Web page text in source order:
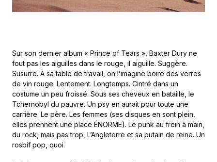
Sur son dernier album « Prince of Tears », Baxter Dury ne
fout pas les aiguilles dans le rouge, il aiguille. Suggère.
Susurre. À sa table de travail, on l’imagine boire des verres
de vin rouge. Lentement. Longtemps. Cintré dans un
costume un peu froissé. Sous ses cheveux en bataille, le
Tchernobyl du pauvre. Un psy en aurait pour toute une
carrière. Le père. Les femmes (ses disques en sont plein,
elles prennent une place ÉNORME). Le punk au frein à main,
du rock, mais pas trop, L’Angleterre et sa putain de reine. Un
rosbif pop, quoi.